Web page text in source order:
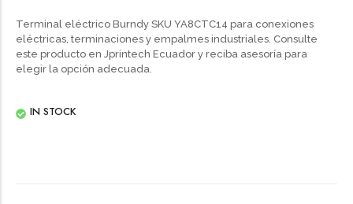
Terminal eléctrico Burndy SKU YA8CTC14 para conexiones
eléctricas, terminaciones y empalmes industriales. Consulte
este producto en Jprintech Ecuador y reciba asesoría para
elegir la opción adecuada.
IN STOCK